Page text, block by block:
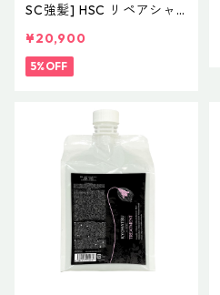
SC強髪] HSC リペアシャ
¥20,900
5%OFF